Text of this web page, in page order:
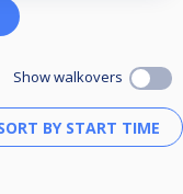
Show walkovers